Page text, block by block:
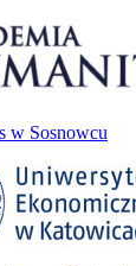
w Sosnowcu